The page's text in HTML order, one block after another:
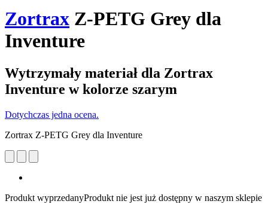
Zortrax Z-PETG Grey dla
Inventure
Wytrzymały materiał dla Zortrax
Inventure w kolorze szarym
Dotychczas jedna ocena.
Zortrax Z-PETG Grey dla Inventure
Produkt wyprzedanyProdukt nie jest już dostępny w naszym sklepie